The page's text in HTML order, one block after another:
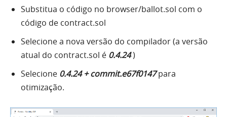
Substitua o código no browser/ballot.sol com o
código de contract.sol
Selecione a nova versão do compilador (a versão
atual do contract.sol é 0.4.24)
Selecione 0.4.24 + commit.e67f0147para
otimização.